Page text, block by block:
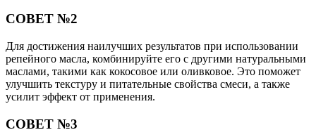
СОВЕТ №2
Для достижения наилучших результатов при использовании
репейного масла, комбинируйте его с другими натуральными
маслами, такими как кокосовое или оливковое. Это поможет
улучшить текстуру и питательные свойства смеси, а также
усилит эффект от применения.
СОВЕТ №3